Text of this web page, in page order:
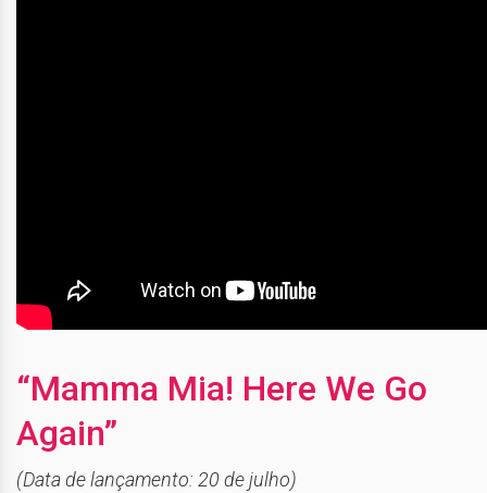
“Mamma Mia! Here We Go
Again”
(Data de lançamento: 20 de julho)